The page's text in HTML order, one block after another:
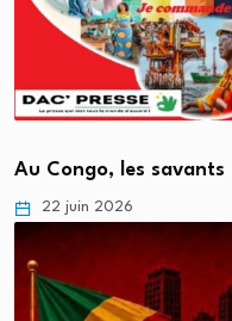
Au Congo, les
22 juin 2026